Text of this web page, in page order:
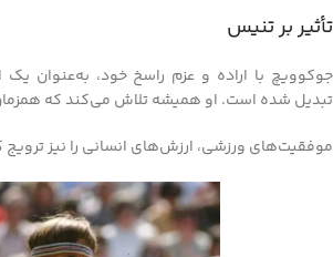
تأثیر بر تنیس
جوکوویچ با اراده و عزم راسخ خود، به‌عنوان یک
تبدیل شده است. او همیشه تلاش می‌کند که
موفقیت‌های ورزشی، ارزش‌های انسانی را نیز ترویج